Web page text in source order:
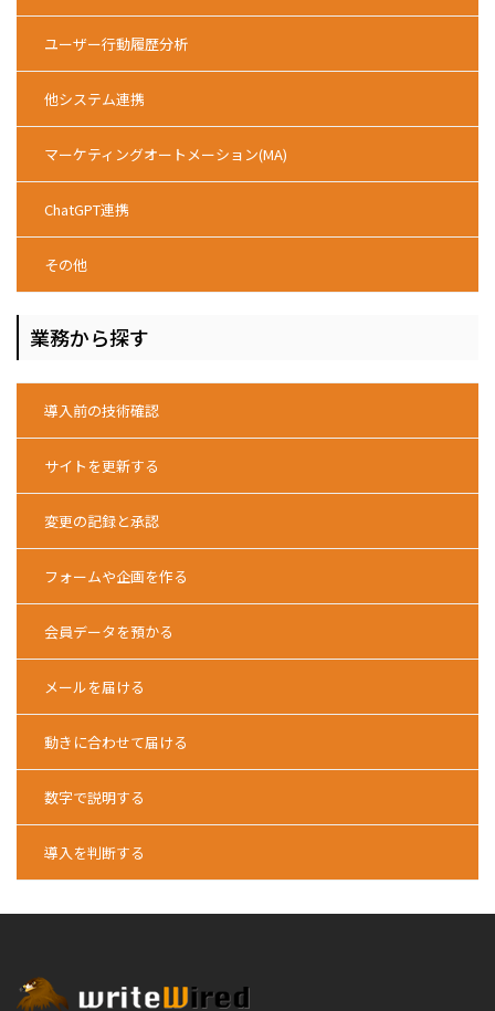
ユーザー行動履歴分析
他システム連携
マーケティングオートメーション(MA)
ChatGPT連携
その他
業務から探す
導入前の技術確認
サイトを更新する
変更の記録と承認
フォームや企画を作る
会員データを預かる
メールを届ける
動きに合わせて届ける
数字で説明する
導入を判断する